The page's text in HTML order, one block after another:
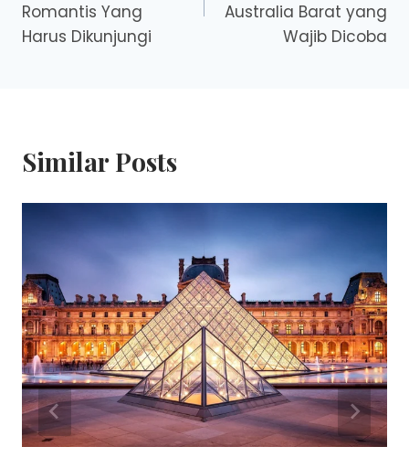
Romantis Yang
Harus Dikunjungi
Australia Barat yang
Wajib Dicoba
Similar Posts